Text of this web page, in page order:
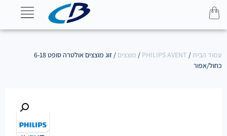
עמוד הבית/
PHILIPS AVENT
/ מוצצים
/ זוג מוצצים אולטרה סופט 6-18
כחול/אפור